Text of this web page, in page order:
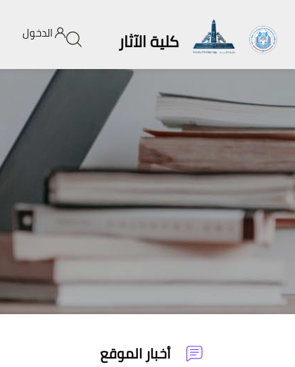
كلية الآثار الدخول
أخبار الموقع